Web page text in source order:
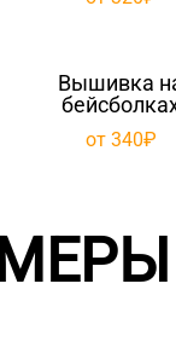
Вышивка
от 340₽